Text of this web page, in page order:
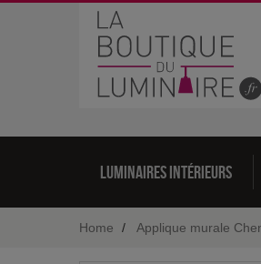
Luminaires intérieurs
Home Applique murale